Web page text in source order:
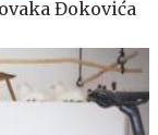
Đokovića